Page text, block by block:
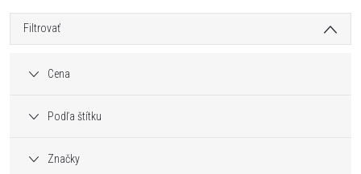
Filtrovať
Cena
Podľa štítku
Značky